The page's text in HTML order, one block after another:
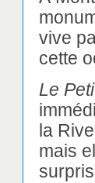
vive
cette
Le
la
mais